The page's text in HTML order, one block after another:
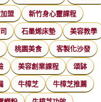
盟 新竹身心靈課程
石墨烯床墊 美容教學
桃園美食 客製化沙發
美容創業課程 頌缽
牛樟芝 牛樟芝推薦